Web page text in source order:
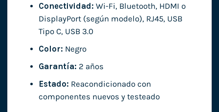
Conectividad: Wi-Fi, Bluetooth, HDMI o
DisplayPort (según modelo), RJ45, USB
Tipo C, USB 3.0
Color: Negro
Garantía: 2 años
Estado: Reacondicionado con
componentes nuevos y testeado